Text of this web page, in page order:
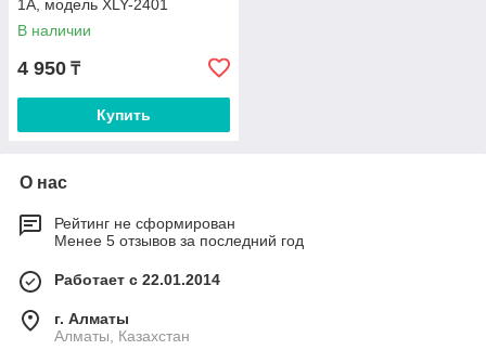
1A, модель XLY-2401
В наличии
4 950 ₸
Купить
О нас
Рейтинг не сформирован
Менее 5 отзывов за последний год
Работает с 22.01.2014
г. Алматы
Алматы, Казахстан